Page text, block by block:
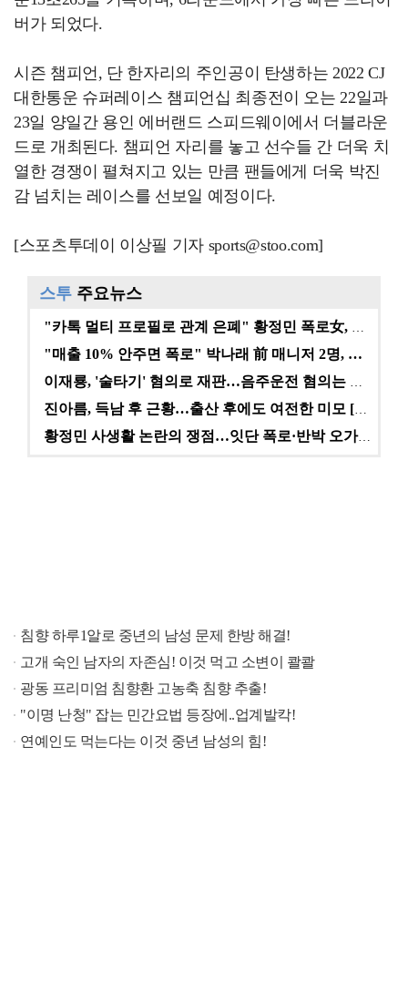
버가 되었다.
시즌 챔피언, 단 한자리의 주인공이 탄생하는 2022 CJ
대한통운 슈퍼레이스 챔피언십 최종전이 오는 22일과
23일 양일간 용인 에버랜드 스피드웨이에서 더블라운
드로 개최된다. 챔피언 자리를 놓고 선수들 간 더욱 치
열한 경쟁이 펼쳐지고 있는 만큼 팬들에게 더욱 박진
감 넘치는 레이스를 선보일 예정이다.
[스포츠투데이 이상필 기자 sports@stoo.com]
스투 주요뉴스
"카톡 멀티 프로필로 관계 은폐" 황정민 폭로女, 문자…
"매출 10% 안주면 폭로" 박나래 前 매니저 2명, …
이재룡, '술타기' 혐의로 재판…음주운전 혐의는 미적용…
진아름, 득남 후 근황…출산 후에도 여전한 미모 [스타…
황정민 사생활 논란의 쟁점…잇단 폭로·반박 오가는 소모…